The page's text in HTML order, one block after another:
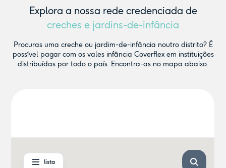
Explora a nossa rede credenciada de
creches e jardins-de-infância
Procuras uma creche ou jardim-de-infância noutro distrito? É
possível pagar com os vales infância Coverflex em instituições
distribuídas por todo o país. Encontra-as no mapa abaixo.